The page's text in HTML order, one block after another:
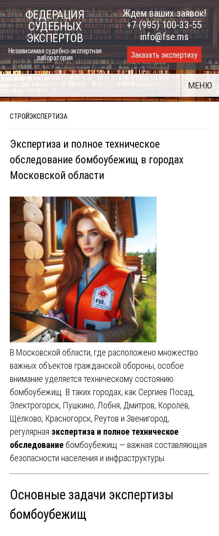
Skip
to
content
ФЕДЕРАЦИЯ
СУДЕБНЫХ
ЭКСПЕРТОВ
Независимая судебно-экспертная
лаборатория
Ждем ваших заявок!
+7 (995) 100-33-55
info@fse.ms
Заказать экспертизу
МЕНЮ
СТРОЙЭКСПЕРТИЗА
Экспертиза и полное техническое
обследование бомбоубежищ в городах
Московской области
В Московской области, где расположено множество
важных объектов гражданской обороны, особое
внимание уделяется техническому состоянию
бомбоубежищ. В таких городах, как Сергиев Посад,
Электрогорск, Пушкино, Лобня, Дмитров, Королёв,
Щёлково, Красногорск, Реутов и Звенигород,
регулярная экспертиза и полное техническое
обследование бомбоубежищ — важная составляющая
безопасности населения и инфраструктуры.
Основные задачи экспертизы
бомбоубежищ